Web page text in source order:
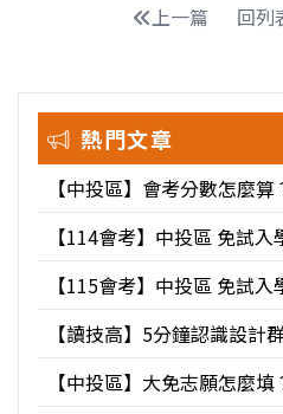
上一篇 回列
熱門文章
【中投區】會考分數怎麼算
【114會考】中投區 免試
【115會考】中投區 免試
【讀技高】5分鐘認識設計
【中投區】大免志願怎麼